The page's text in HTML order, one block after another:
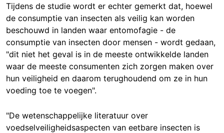
Tijdens de studie wordt er echter gemerkt dat, hoewel
de consumptie van insecten als veilig kan worden
beschouwd in landen waar entomofagie - de
consumptie van insecten door mensen - wordt gedaan,
"dit niet het geval is in de meeste ontwikkelde landen
waar de meeste consumenten zich zorgen maken over
hun veiligheid en daarom terughoudend om ze in hun
voeding toe te voegen".
"De wetenschappelijke literatuur over
voedselveiligheidsaspecten van eetbare insecten is